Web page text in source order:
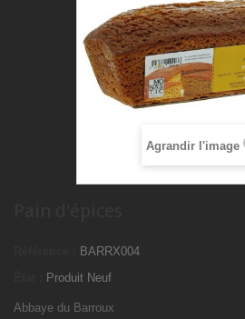
Agrandir l'image
BARRX004
Produit Neuf
Abbaye du Barroux